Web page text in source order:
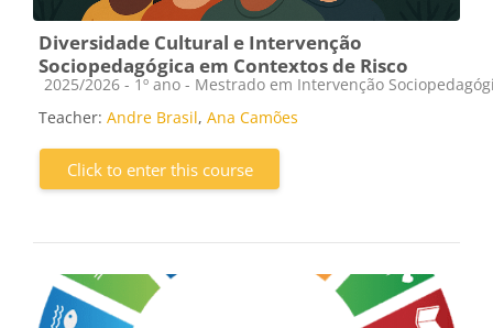
Diversidade Cultural e Intervenção
Sociopedagógica em Contextos de Risco
Course category
2025/2026 - 1º ano - Mestrado em Intervenção
Teacher: Andre Brasil, Ana Camões
Click to enter this course